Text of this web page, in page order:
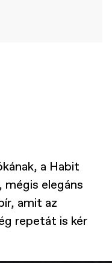
a Habit
mégis elegáns
amit az
repetát is kér